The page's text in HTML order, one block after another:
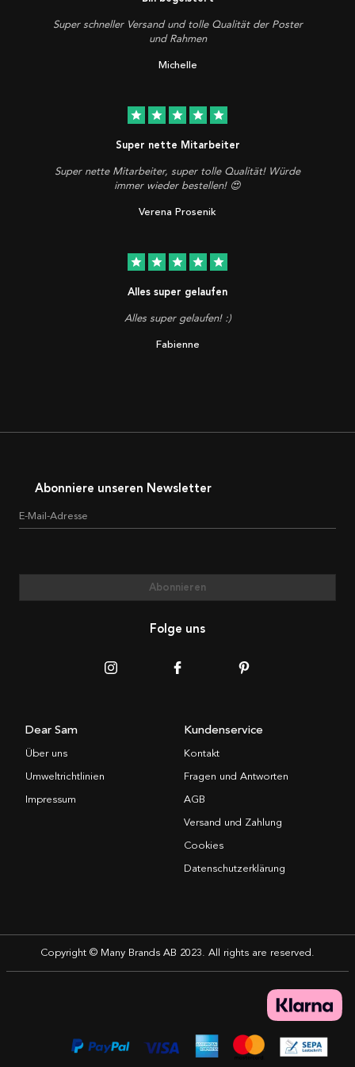
Super schneller Versand und tolle Qualität der Poster
und Rahmen
Michelle
star star star star star
Super nette Mitarbeiter
Super nette Mitarbeiter, super tolle Qualität! Würde
immer wieder bestellen! 😍
Verena Prosenik
star star star star star
Alles super gelaufen
Alles super gelaufen! :)
Fabienne
Abonniere unseren Newsletter
E-Mail-Adresse
Abonnieren
Folge uns
Dear Sam
Über uns
Umweltrichtlinien
Impressum
Kundenservice
Kontakt
Fragen und Antworten
AGB
Versand und Zahlung
Cookies
Datenschutzerklärung
Copyright © Many Brands AB 2023. All rights are reserved.